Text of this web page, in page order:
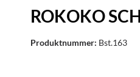
ROKOKO
Produktnummer: Bst.163